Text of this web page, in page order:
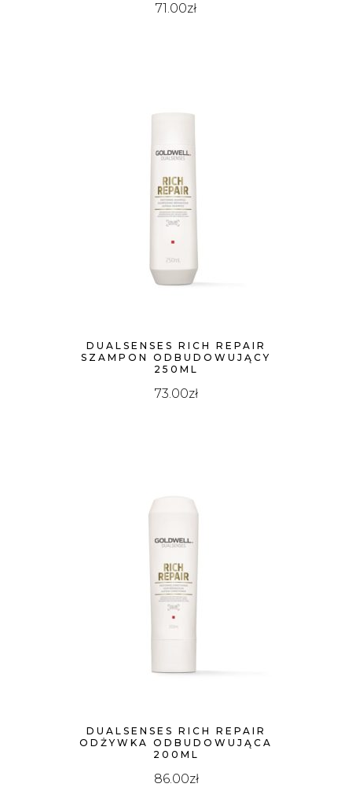
71.00zł
DUALSENSES RICH REPAIR
SZAMPON ODBUDOWUJĄCY
250ML
73.00zł
DUALSENSES RICH REPAIR
ODŻYWKA ODBUDOWUJĄCA
200ML
86.00zł